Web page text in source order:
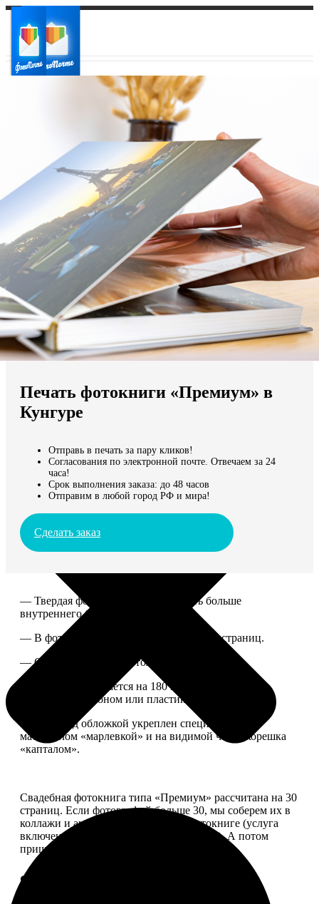
Ваш регион доставки
Выберите из списка:
Мы доставляем по всему миру
Продолжить без города
Печать фотокниги «Премиум» в
Кунгуре
Отправь в печать за пару кликов!
Согласования по электронной почте. Отвечаем за 24
часа!
Срок выполнения заказа: до 48 часов
Отправим в любой город РФ и мира!
Сделать заказ
— Твердая фотообложка, размер чуть больше
внутреннего блока.
— В фотокниге может быть от 20 до 100 страниц.
— Страницы плотные, толщина 1 мм.
— Книга раскрывается на 180 градусов, развороты
укреплены картоном или пластиком.
— Блок под обложкой укреплен специальным
материалом «марлевкой» и на видимой части корешка
«капталом».
Свадебная фотокнига типа «Премиум» рассчитана на 30
страниц. Если фотографий больше 30, мы соберем их в
коллажи и аккуратно разместим в фотокниге (услуга
включена, стоимость останется прежней). А потом
пришлем вам на согласование развороты.
Форматы и цены